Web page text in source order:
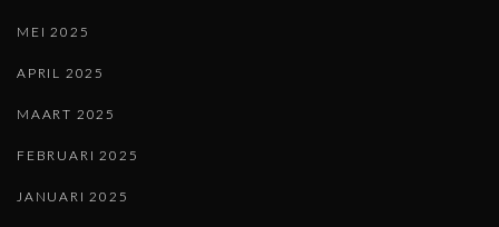
MEI 2025
APRIL 2025
MAART 2025
FEBRUARI 2025
JANUARI 2025